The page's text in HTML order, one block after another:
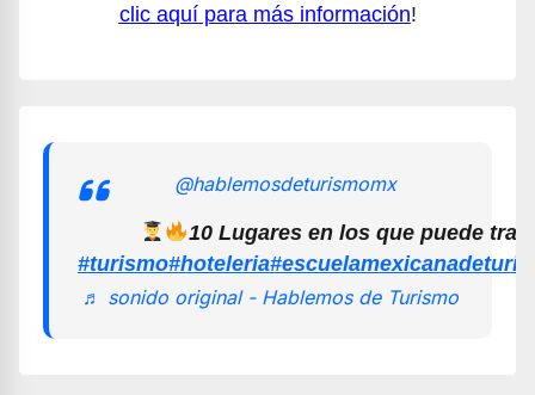
clic aquí para más información!
@hablemosdeturismomx
10 Lugares en los que puede
#turismo#hoteleria
♬ sonido original - Hablemos de Turismo